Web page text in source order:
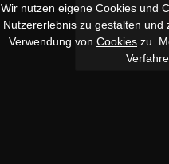
Wir nutzen eigene Cookies und
Nutzererlebnis zu gestalten
Verwendung von Cookies zu.